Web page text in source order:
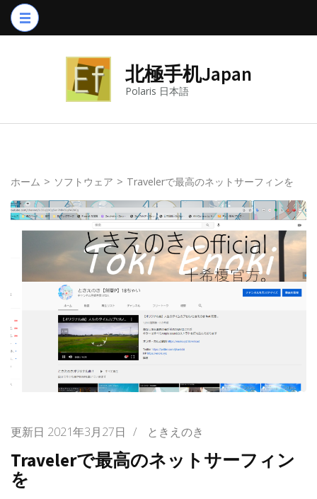
コ
(Enter
北極手机Japan
Polaris 日本語
ホーム > ソフトウェア > Travelerで最高のネットサーフィンを
更新日 2021年3月27日 / ときえのき
Travelerで最高のネットサーフィン
を